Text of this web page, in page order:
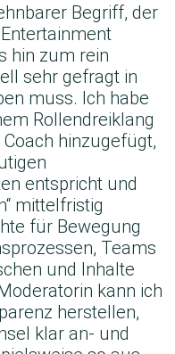
Begriff, der
hin zum rein
sehr gefragt in
muss. Ich habe
Rollendreiklang
hinzugefügt,
entspricht und
mittelfristig
für Bewegung
Teams
und Inhalte
kann ich
herstellen,
klar an- und